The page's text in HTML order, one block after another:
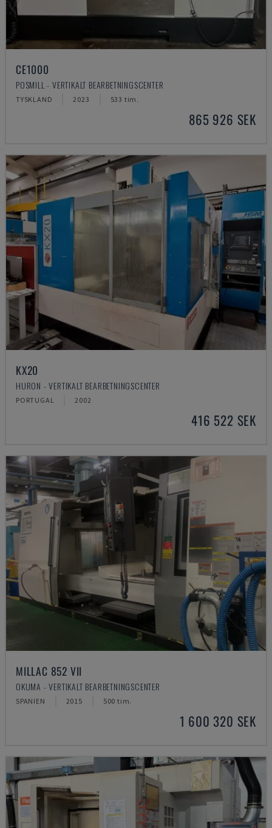
CE1000
POSMILL - VERTIKALT BEARBETNINGSCENTER
TYSKLAND 2023 533 tim.
865 926 SEK
KX20
HURON - VERTIKALT BEARBETNINGSCENTER
PORTUGAL 2002
416 522 SEK
MILLAC 852 VII
OKUMA - VERTIKALT BEARBETNINGSCENTER
SPANIEN 2015 500 tim.
1 600 320 SEK